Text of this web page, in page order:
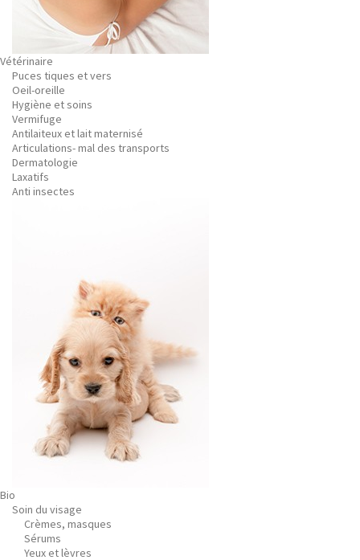
Vétérinaire
Puces tiques et vers
Oeil-oreille
Hygiène et soins
Vermifuge
Antilaiteux et lait maternisé
Articulations- mal des transports
Dermatologie
Laxatifs
Anti insectes
Bio
Soin du visage
Crèmes, masques
Sérums
Yeux et lèvres